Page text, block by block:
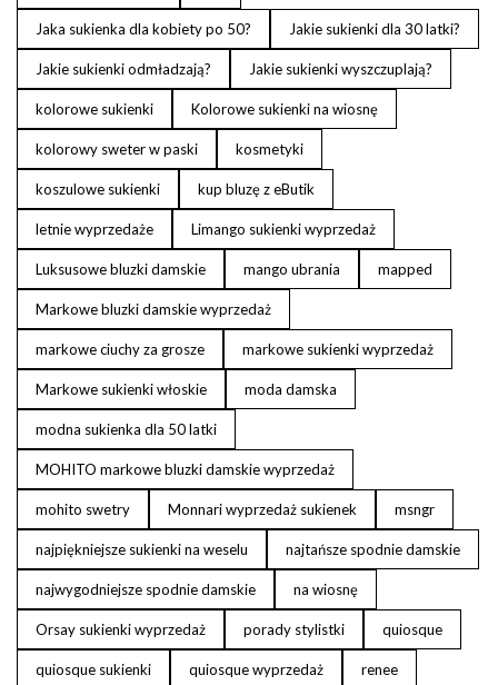
Jaka sukienka dla kobiety po 50? Jakie sukienki dla 30 latki?
Jakie sukienki odmładzają? Jakie sukienki wyszczuplają?
kolorowe sukienki Kolorowe sukienki na wiosnę
kolorowy sweter w paski kosmetyki
koszulowe sukienki kup bluzę z eButik
letnie wyprzedaże Limango sukienki wyprzedaż
Luksusowe bluzki damskie mango ubrania mapped
Markowe bluzki damskie wyprzedaż
markowe ciuchy za grosze markowe sukienki wyprzedaż
Markowe sukienki włoskie moda damska
modna sukienka dla 50 latki
MOHITO markowe bluzki damskie wyprzedaż
mohito swetry Monnari wyprzedaż sukienek msngr
najpiękniejsze sukienki na weselu najtańsze spodnie damskie
najwygodniejsze spodnie damskie na wiosnę
Orsay sukienki wyprzedaż porady stylistki quiosque
quiosque sukienki quiosque wyprzedaż renee